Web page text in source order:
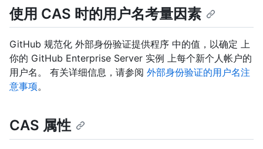
使用 CAS 时的用户名考量因素
GitHub 规范化 外部身份验证提供程序 中的值，以确定 上
你的 GitHub Enterprise Server 实例 上每个新个人帐户的
用户名。 有关详细信息，请参阅 外部身份验证的用户名注
意事项。
CAS 属性